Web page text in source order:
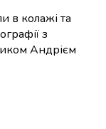
в колажі та
з
Андрієм